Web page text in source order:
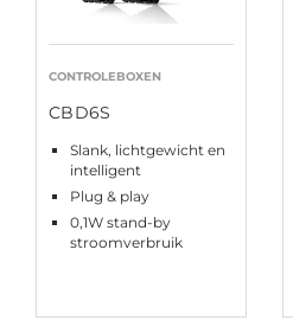
CONTROLEBOXEN
CBD6S
Slank, lichtgewicht en
intelligent
Plug & play
0,1W stand-by
stroomverbruik